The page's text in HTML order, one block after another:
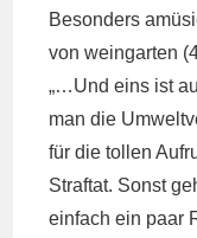
Besonders
von weingarten
„…Und eins ist
man die
für die tollen
Straftat. Sonst
einfach ein paar